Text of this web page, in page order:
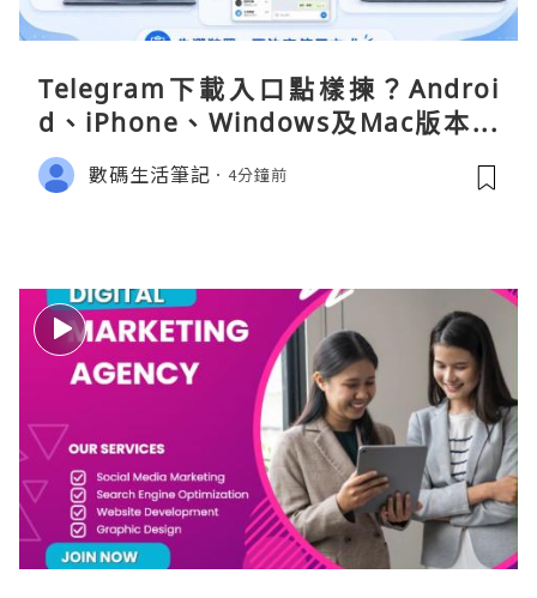
Telegram下載入口點樣揀？Androi
d、iPhone、Windows及Mac版本分
別
數碼生活筆記 4分鐘前